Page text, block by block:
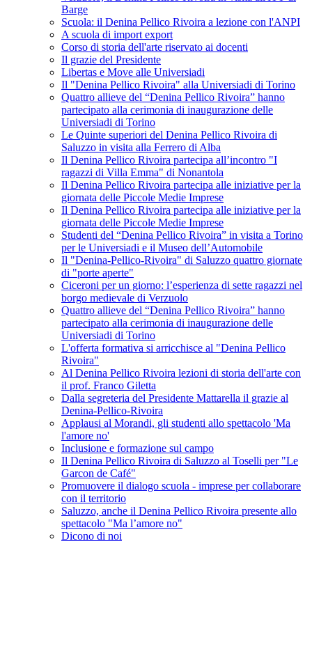
Barge
Scuola: il Denina Pellico Rivoira a lezione con l'ANPI
A scuola di import export
Corso di storia dell'arte riservato ai docenti
Il grazie del Presidente
Libertas e Move alle Universiadi
Il "Denina Pellico Rivoira" alla Universiadi di Torino
Quattro allieve del “Denina Pellico Rivoira” hanno
partecipato alla cerimonia di inaugurazione delle
Universiadi di Torino
Le Quinte superiori del Denina Pellico Rivoira di
Saluzzo in visita alla Ferrero di Alba
Il Denina Pellico Rivoira partecipa all’incontro "I
ragazzi di Villa Emma" di Nonantola
Il Denina Pellico Rivoira partecipa alle iniziative per la
giornata delle Piccole Medie Imprese
Il Denina Pellico Rivoira partecipa alle iniziative per la
giornata delle Piccole Medie Imprese
Studenti del “Denina Pellico Rivoira” in visita a Torino
per le Universiadi e il Museo dell’Automobile
Il "Denina-Pellico-Rivoira" di Saluzzo quattro giornate
di "porte aperte"
Ciceroni per un giorno: l’esperienza di sette ragazzi nel
borgo medievale di Verzuolo
Quattro allieve del “Denina Pellico Rivoira” hanno
partecipato alla cerimonia di inaugurazione delle
Universiadi di Torino
L'offerta formativa si arricchisce al "Denina Pellico
Rivoira"
Al Denina Pellico Rivoira lezioni di storia dell'arte con
il prof. Franco Giletta
Dalla segreteria del Presidente Mattarella il grazie al
Denina-Pellico-Rivoira
Applausi al Morandi, gli studenti allo spettacolo 'Ma
l'amore no'
Inclusione e formazione sul campo
Il Denina Pellico Rivoira di Saluzzo al Toselli per "Le
Garcon de Café"
Promuovere il dialogo scuola - imprese per collaborare
con il territorio
Saluzzo, anche il Denina Pellico Rivoira presente allo
spettacolo "Ma l’amore no"
Dicono di noi